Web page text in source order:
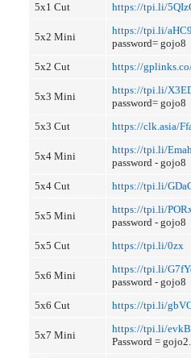
5x1 Cut
https://tpi.li/
5x2 Mini
https://tpi.li/aHC9
password= gojo8
5x2 Cut
https://
5x3 Mini
https://tpi.li/
password= gojo8
5x3 Cut
https://clk.asia/
5x4 Mini
https://tpi.li/
password - gojo8
5x4 Cut
https://tpi.li/
5x5 Mini
https://tpi.li/
password - gojo8
5x5 Cut
https://tpi.li/0zx
5x6 Mini
https://tpi.li/
password - gojo8
5x6 Cut
https://tpi.li/
5x7 Mini
https://tpi.li/
Password =